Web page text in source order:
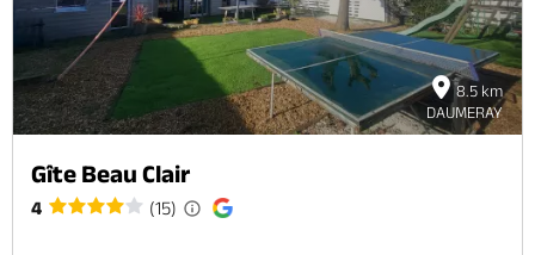
8.5 km
DAUMERAY
Gîte Beau Clair
4 (15)